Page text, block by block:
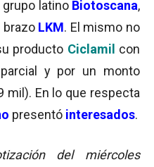
grupo latino Biotoscana,
brazo LKM. El mismo no
producto Ciclamil con
y por un monto
mil). En lo que respecta
presentó interesados.
del miércoles